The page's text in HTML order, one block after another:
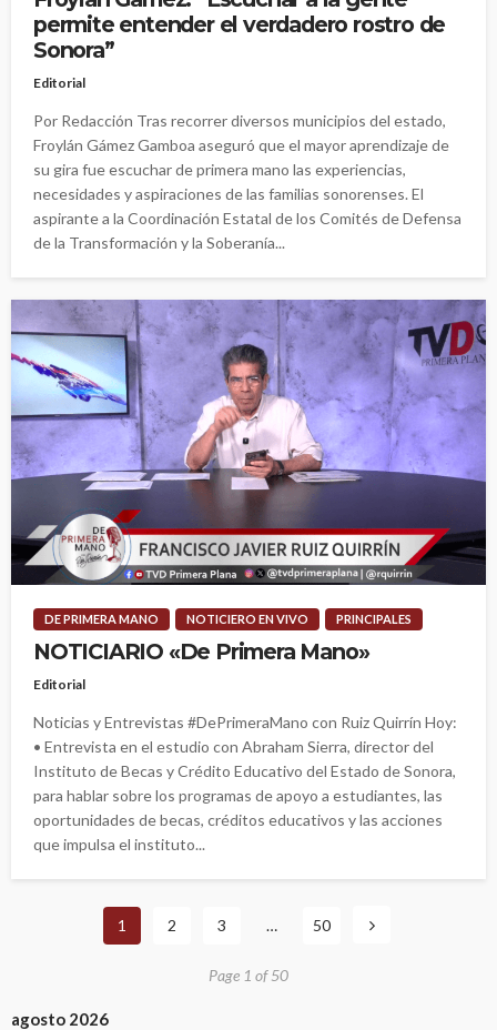
permite entender el verdadero rostro de
Sonora”
Editorial
Por Redacción Tras recorrer diversos municipios del estado,
Froylán Gámez Gamboa aseguró que el mayor aprendizaje de
su gira fue escuchar de primera mano las experiencias,
necesidades y aspiraciones de las familias sonorenses. El
aspirante a la Coordinación Estatal de los Comités de Defensa
de la Transformación y la Soberanía...
DE PRIMERA MANO NOTICIERO EN VIVO PRINCIPALES
NOTICIARIO «De Primera Mano»
Editorial
Noticias y Entrevistas #DePrimeraMano con Ruiz Quirrín Hoy:
• Entrevista en el estudio con Abraham Sierra, director del
Instituto de Becas y Crédito Educativo del Estado de Sonora,
para hablar sobre los programas de apoyo a estudiantes, las
oportunidades de becas, créditos educativos y las acciones
que impulsa el instituto...
1 2 3 … 50
Page 1 of 50
agosto 2026